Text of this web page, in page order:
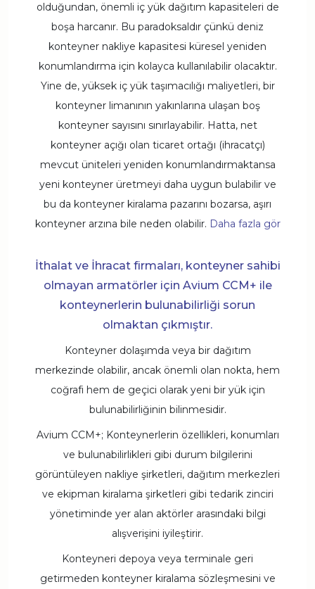
olduğundan, önemli iç yük dağıtım kapasiteleri de
boşa harcanır. Bu paradoksaldır çünkü deniz
konteyner nakliye kapasitesi küresel yeniden
konumlandırma için kolayca kullanılabilir olacaktır.
Yine de, yüksek iç yük taşımacılığı maliyetleri, bir
konteyner limanının yakınlarına ulaşan boş
konteyner sayısını sınırlayabilir. Hatta, net
konteyner açığı olan ticaret ortağı (ihracatçı)
mevcut üniteleri yeniden konumlandırmaktansa
yeni konteyner üretmeyi daha uygun bulabilir ve
bu da konteyner kiralama pazarını bozarsa, aşırı
konteyner arzına bile neden olabilir. Daha fazla gör
İthalat ve İhracat firmaları, konteyner sahibi
olmayan armatörler için Avium CCM+ ile
konteynerlerin bulunabilirliği sorun
olmaktan çıkmıştır.
Konteyner dolaşımda veya bir dağıtım
merkezinde olabilir, ancak önemli olan nokta, hem
coğrafi hem de geçici olarak yeni bir yük için
bulunabilirliğinin bilinmesidir.
Avium CCM+; Konteynerlerin özellikleri, konumları
ve bulunabilirlikleri gibi durum bilgilerini
görüntüleyen nakliye şirketleri, dağıtım merkezleri
ve ekipman kiralama şirketleri gibi tedarik zinciri
yönetiminde yer alan aktörler arasındaki bilgi
alışverişini iyileştirir.
Konteyneri depoya veya terminale geri
getirmeden konteyner kiralama sözleşmesini ve